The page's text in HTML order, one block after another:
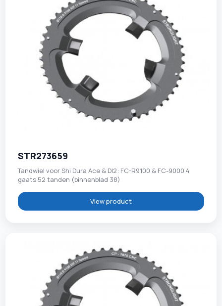
STR273659
Tandwiel voor Shi Dura Ace & DI2: FC-R9100 & FC-9000 4
gaats 52 tanden (binnenblad 38)
View product